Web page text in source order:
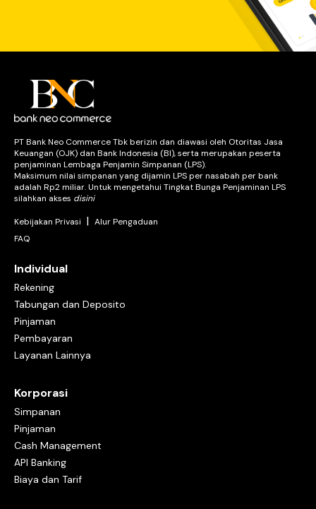
PT Bank Neo Commerce Tbk berizin dan diawasi oleh Otoritas Jasa
Keuangan (OJK) dan Bank Indonesia (BI), serta merupakan peserta
penjaminan Lembaga Penjamin Simpanan (LPS).
Maksimum nilai simpanan yang dijamin LPS per nasabah per bank
adalah Rp2 miliar. Untuk mengetahui Tingkat Bunga Penjaminan LPS
silahkan akses disini
Kebijakan Privasi | Alur Pengaduan
FAQ
Individual
Rekening
Tabungan dan Deposito
Pinjaman
Pembayaran
Layanan Lainnya
Korporasi
Simpanan
Pinjaman
Cash Management
API Banking
Biaya dan Tarif